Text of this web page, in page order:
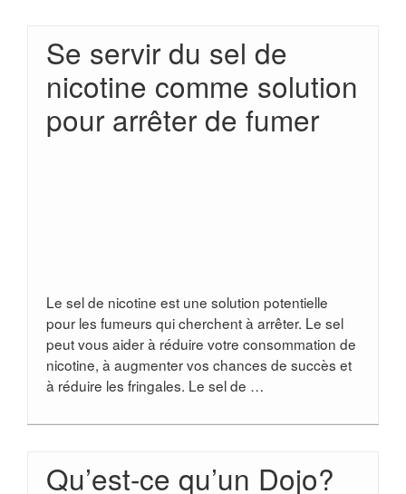
Se servir du sel de
nicotine comme solution
pour arrêter de fumer
Le sel de nicotine est une solution potentielle
pour les fumeurs qui cherchent à arrêter. Le sel
peut vous aider à réduire votre consommation de
nicotine, à augmenter vos chances de succès et
à réduire les fringales. Le sel de …
Qu’est-ce qu’un Dojo?